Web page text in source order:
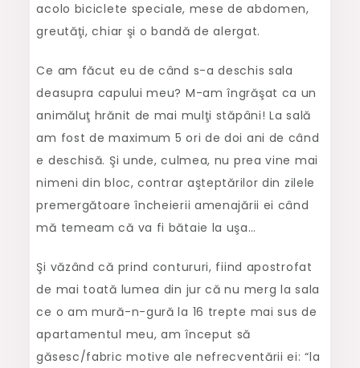
acolo biciclete speciale, mese de abdomen,
greutăţi, chiar şi o bandă de alergat.
Ce am făcut eu de când s-a deschis sala
deasupra capului meu? M-am îngrăşat ca un
animăluţ hrănit de mai mulţi stăpâni! La sală
am fost de maximum 5 ori de doi ani de când
e deschisă. Şi unde, culmea, nu prea vine mai
nimeni din bloc, contrar aşteptărilor din zilele
premergătoare încheierii amenajării ei când
mă temeam că va fi bătaie la uşa…
Şi văzând că prind contururi, fiind apostrofat
de mai toată lumea din jur că nu merg la sala
ce o am mură-n-gură la 16 trepte mai sus de
apartamentul meu, am început să
găsesc/fabric motive ale nefrecventării ei: “la